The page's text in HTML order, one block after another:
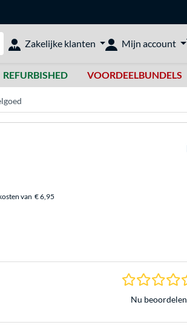
doorzoeken
Zakelijke klanten Mijn account
REFURBISHED VOORDEELBUNDELS
van € 6,95
Nu beoordelen